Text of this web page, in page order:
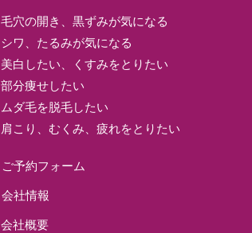
毛穴の開き、黒ずみが気になる
シワ、たるみが気になる
美白したい、くすみをとりたい
部分痩せしたい
ムダ毛を脱毛したい
肩こり、むくみ、疲れをとりたい
ご予約フォーム
会社情報
会社概要